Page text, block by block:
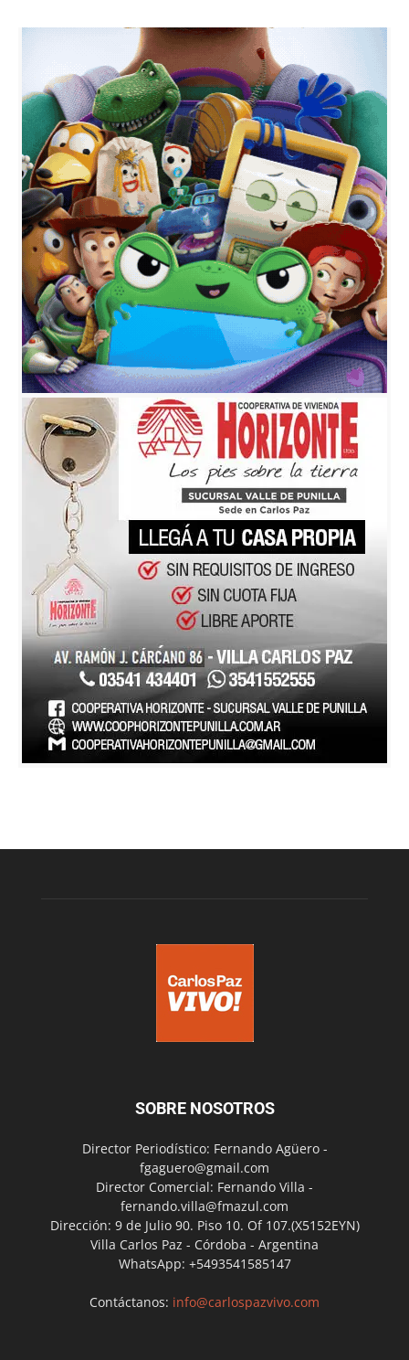
SOBRE NOSOTROS
Director Periodístico: Fernando Agüero -
fgaguero@gmail.com
Director Comercial: Fernando Villa -
fernando.villa@fmazul.com
Dirección: 9 de Julio 90. Piso 10. Of 107.(X5152EYN)
Villa Carlos Paz - Córdoba - Argentina
WhatsApp: +5493541585147
Contáctanos: info@carlospazvivo.com